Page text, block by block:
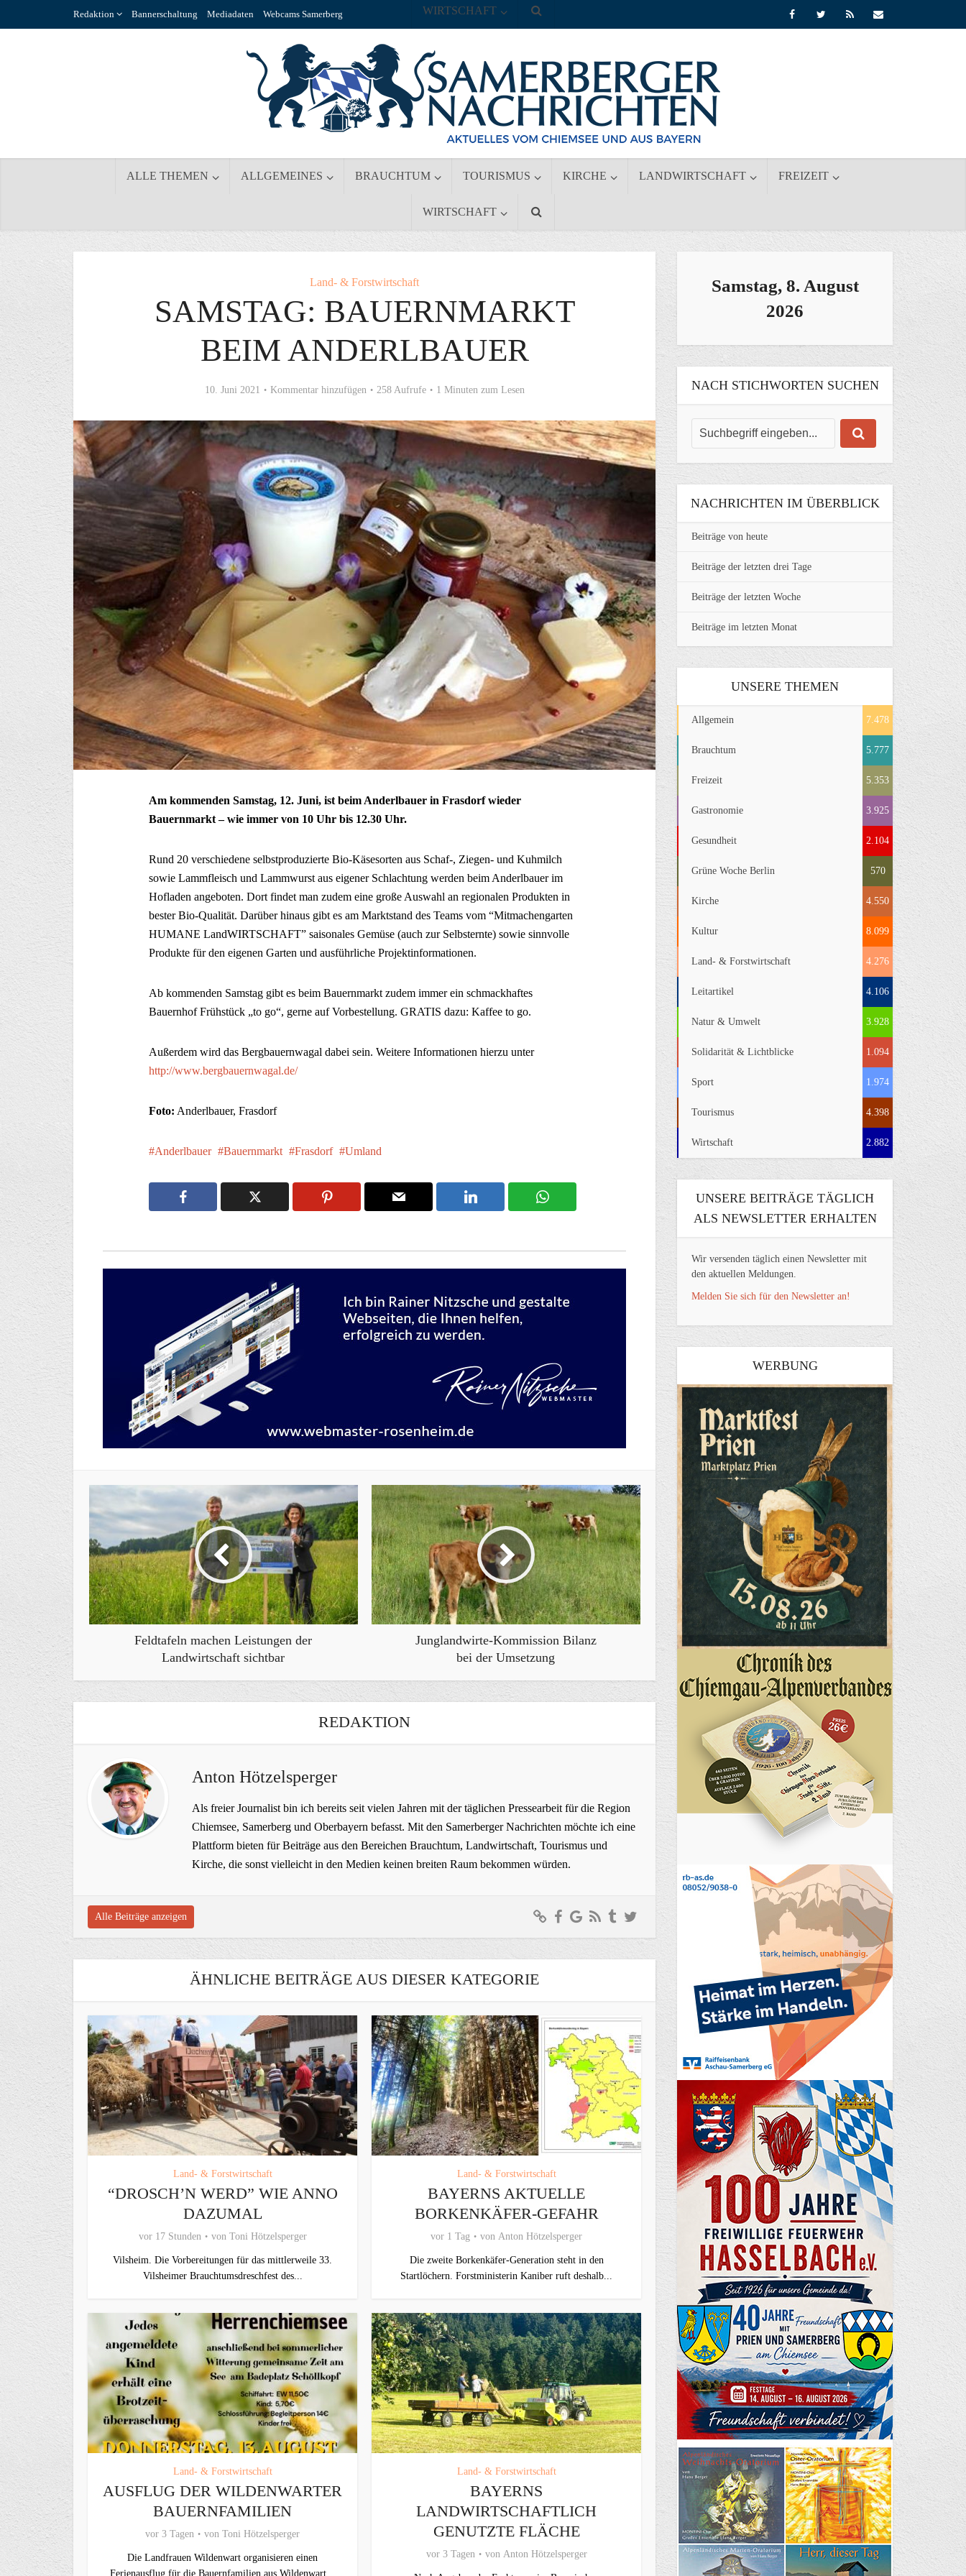
Redaktion Bannerschaltung Mediadaten Webcams Samerberg
ALLE THEMEN ALLGEMEINES BRAUCHTUM TOURISMUS KIRCHE LANDWIRTSCHAFT FREIZEIT
WIRTSCHAFT
WIRTSCHAFT
Land- & Forstwirtschaft
SAMSTAG: BAUERNMARKT
BEIM ANDERLBAUER
10. Juni 2021 Kommentar hinzufügen 258 Aufrufe 1 Minuten zum Lesen
Am kommenden Samstag, 12. Juni, ist beim Anderlbauer in Frasdorf wieder
Bauernmarkt – wie immer von 10 Uhr bis 12.30 Uhr.
Rund 20 verschiedene selbstproduzierte Bio-Käsesorten aus Schaf-, Ziegen- und Kuhmilch
sowie Lammfleisch und Lammwurst aus eigener Schlachtung werden beim Anderlbauer im
Hofladen angeboten. Dort findet man zudem eine große Auswahl an regionalen Produkten in
bester Bio-Qualität. Darüber hinaus gibt es am Marktstand des Teams vom “Mitmachengarten
HUMANE LandWIRTSCHAFT” saisonales Gemüse (auch zur Selbsternte) sowie sinnvolle
Produkte für den eigenen Garten und ausführliche Projektinformationen.
Ab kommenden Samstag gibt es beim Bauernmarkt zudem immer ein schmackhaftes
Bauernhof Frühstück „to go“, gerne auf Vorbestellung. GRATIS dazu: Kaffee to go.
Außerdem wird das Bergbauernwagal dabei sein. Weitere Informationen hierzu unter
http://www.bergbauernwagal.de/
Foto: Anderlbauer, Frasdorf
Anderlbauer Bauernmarkt Frasdorf Umland
Feldtafeln machen Leistungen der
Landwirtschaft sichtbar
Junglandwirte-Kommission Bilanz
bei der Umsetzung
REDAKTION
Anton Hötzelsperger
Als freier Journalist bin ich bereits seit vielen Jahren mit der täglichen Pressearbeit für die Region
Chiemsee, Samerberg und Oberbayern befasst. Mit den Samerberger Nachrichten möchte ich eine
Plattform bieten für Beiträge aus den Bereichen Brauchtum, Landwirtschaft, Tourismus und
Kirche, die sonst vielleicht in den Medien keinen breiten Raum bekommen würden.
Alle Beiträge anzeigen
ÄHNLICHE BEITRÄGE AUS DIESER KATEGORIE
Land- & Forstwirtschaft
“DROSCH’N WERD” WIE ANNO
DAZUMAL
vor 17 Stunden von Toni Hötzelsperger
Vilsheim. Die Vorbereitungen für das mittlerweile 33.
Vilsheimer Brauchtumsdreschfest des...
Land- & Forstwirtschaft
BAYERNS AKTUELLE
BORKENKÄFER-GEFAHR
vor 1 Tag von Anton Hötzelsperger
Die zweite Borkenkäfer-Generation steht in den
Startlöchern. Forstministerin Kaniber ruft deshalb...
Land- & Forstwirtschaft
AUSFLUG DER WILDENWARTER
BAUERNFAMILIEN
vor 3 Tagen von Toni Hötzelsperger
Die Landfrauen Wildenwart organisieren einen
Ferienausflug für die Bauernfamilien aus Wildenwart...
Land- & Forstwirtschaft
BAYERNS
LANDWIRTSCHAFTLICH
GENUTZTE FLÄCHE
vor 3 Tagen von Anton Hötzelsperger
Samstag, 8. August
2026
NACH STICHWORTEN SUCHEN
NACHRICHTEN IM ÜBERBLICK
Beiträge von heute
Beiträge der letzten drei Tage
Beiträge der letzten Woche
Beiträge im letzten Monat
UNSERE THEMEN
Allgemein 7.478
Brauchtum 5.777
Freizeit 5.353
Gastronomie 3.925
Gesundheit 2.104
Grüne Woche Berlin 570
Kirche 4.550
Kultur 8.099
Land- & Forstwirtschaft 4.276
Leitartikel 4.106
Natur & Umwelt 3.928
Solidarität & Lichtblicke 1.094
Sport 1.974
Tourismus 4.398
Wirtschaft 2.882
UNSERE BEITRÄGE TÄGLICH
ALS NEWSLETTER ERHALTEN
Wir versenden täglich einen Newsletter mit
den aktuellen Meldungen.
Melden Sie sich für den Newsletter an!
WERBUNG